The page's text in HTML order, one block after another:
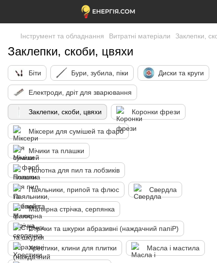
Інструмент та обладнання Витратні матеріали Заклепки,
Заклепки, скоби, цвяхи
Біти Бури, зубила, піки Диски та круги
Електроди, дріт для зварювання
Заклепки, скоби, цвяхи Коронки фрези
Міксери для сумішей та фарб
Мічики та плашки
Полотна для пил та лобзиків
Паяльники, припой та флюс Свердла
Малярна стрічка, серпянка
Стрічки та шкурки абразивні (наждачний папіР)
Хрестики, клини для плитки Масла і мастила